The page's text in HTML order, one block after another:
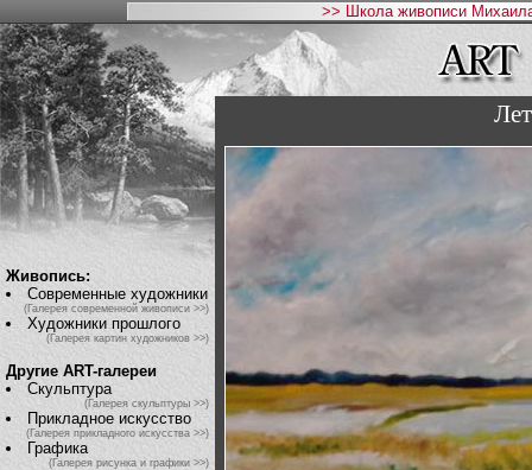
>> Школа живописи
Живопись:
Современные художники
(Галерея современной живописи >>)
Художники прошлого
(Галерея картин художников >>)
Другие ART-галереи
Скульптура
(Галерея скульптуры >>)
Прикладное искусство
(Галерея прикладного искусства >>)
Графика
(Галерея рисунка и графики >>)